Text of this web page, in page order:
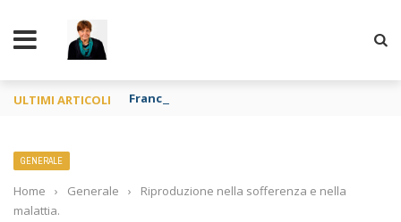
ULTIMI ARTICOLI Francia o Spagna purché si mangi
GENERALE
Home › Generale ›
Riproduzione nella sofferenza e nella
malattia.